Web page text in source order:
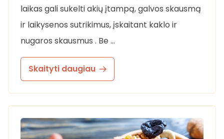
laikas gali sukelti akių įtampą, galvos skausmą
ir laikysenos sutrikimus, įskaitant kaklo ir
nugaros skausmus . Be …
Skaityti daugiau